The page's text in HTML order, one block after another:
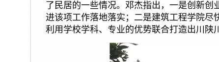
了民居的一些情况。邓杰指出，一是创新
进该项工作落地落实；二是建筑工程学院
利用学校学科、专业的优势联合打造出川陕